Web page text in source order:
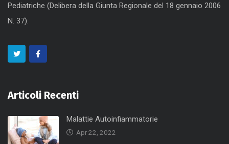
Pediatriche (Delibera della Giunta Regionale del 18 gennaio 2006
N. 37).
Articoli Recenti
Malattie Autoinfiammatorie
Apr 22, 2022